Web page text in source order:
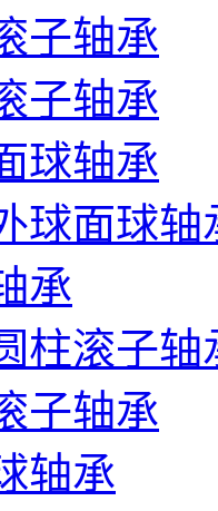
子轴承
子轴承
球轴承
球面球轴
承
柱滚子轴
子轴承
轴承